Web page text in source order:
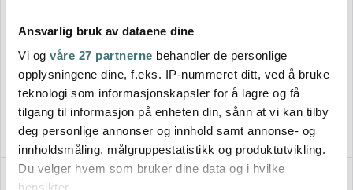
Ansvarlig bruk av dataene dine
Vi og våre 27 partnerne behandler de personlige
opplysningene dine, f.eks. IP-nummeret ditt, ved å bruke
teknologi som informasjonskapsler for å lagre og få
tilgang til informasjon på enheten din, sånn at vi kan tilby
deg personlige annonser og innhold samt annonse- og
innholdsmåling, målgruppestatistikk og produktutvikling.
Du velger hvem som bruker dine data og i hvilke
hensikter.
Broste Copenhagen
Nordic Sea dyp tallerken 22,5
235 kr
Få på lager
Royal Copenhagen
Blå Mega Riflet dyp tallerken
1099 kr
På lager